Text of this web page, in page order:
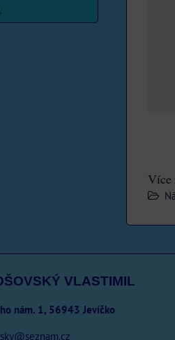
Více
VLASTIMIL
nám. 1, 56943 Jevíčko